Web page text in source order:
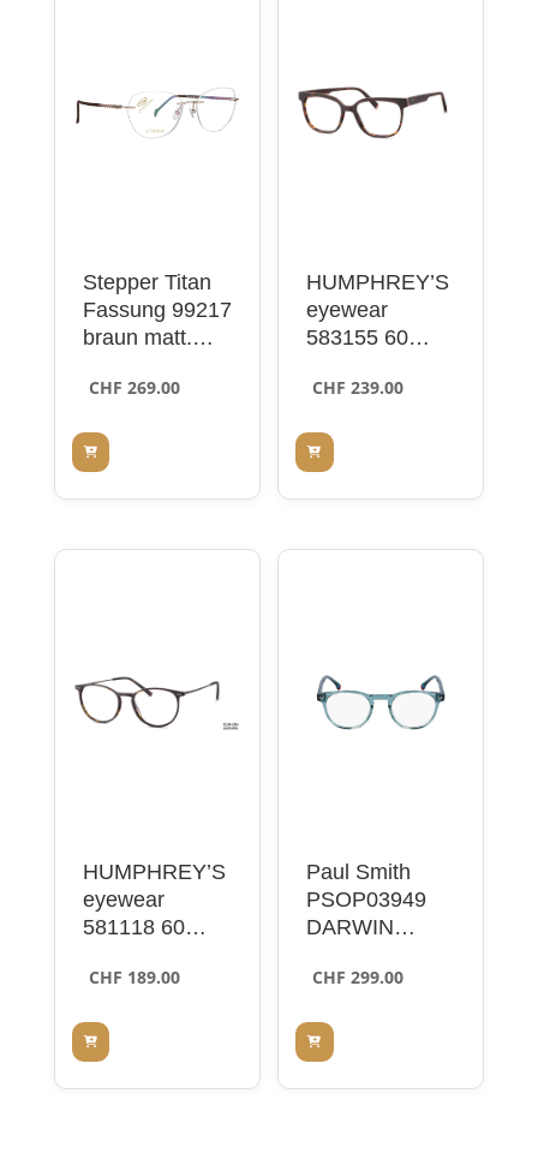
Stepper Titan
Fassung 99217
braun matt,
CHF 269.00
HUMPHREY’S
eyewear
583155 60
CHF 239.00
HUMPHREY’S
eyewear
581118 60
CHF 189.00
Paul Smith
PSOP03949
DARWIN
LIGHT GREEN
CHF 299.00